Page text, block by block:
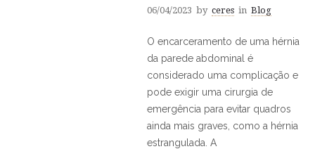
06/04/2023 by ceres in Blog
O encarceramento de uma hérnia
da parede abdominal é
considerado uma complicação e
pode exigir uma cirurgia de
emergência para evitar quadros
ainda mais graves, como a hérnia
estrangulada. A